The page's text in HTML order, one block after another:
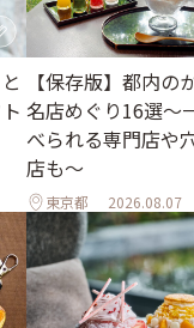
【保存版】都内の
名店めぐり16選～
べられる専門店や
店も～
東京都 2026.08.07